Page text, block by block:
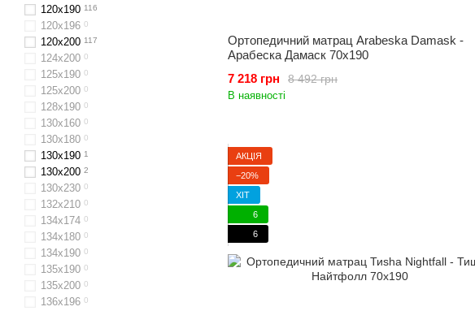
Ортопедичний матрац Arabeska Damask -
Арабеска Дамаск 70x190
8 492 грн
7 218 грн
В наявності
АКЦІЯ
−20%
ХІТ
6
6
120x190 116
120х196 0
120x200 117
124x200 0
125х190 0
125х200 0
128x190 0
130х160 0
130x180 0
130х190 1
130x200 2
130x230 0
132х210 0
134х174 0
134х180 0
134х190 0
135х190 0
135х200 0
136х196 0